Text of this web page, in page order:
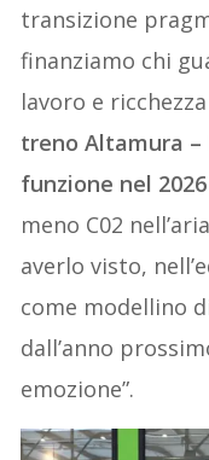
transizione
finanziamo chi
lavoro e
treno Altamura
funzione nel 2026
meno C02
averlo visto,
come modellino
dall’anno
emozione”.